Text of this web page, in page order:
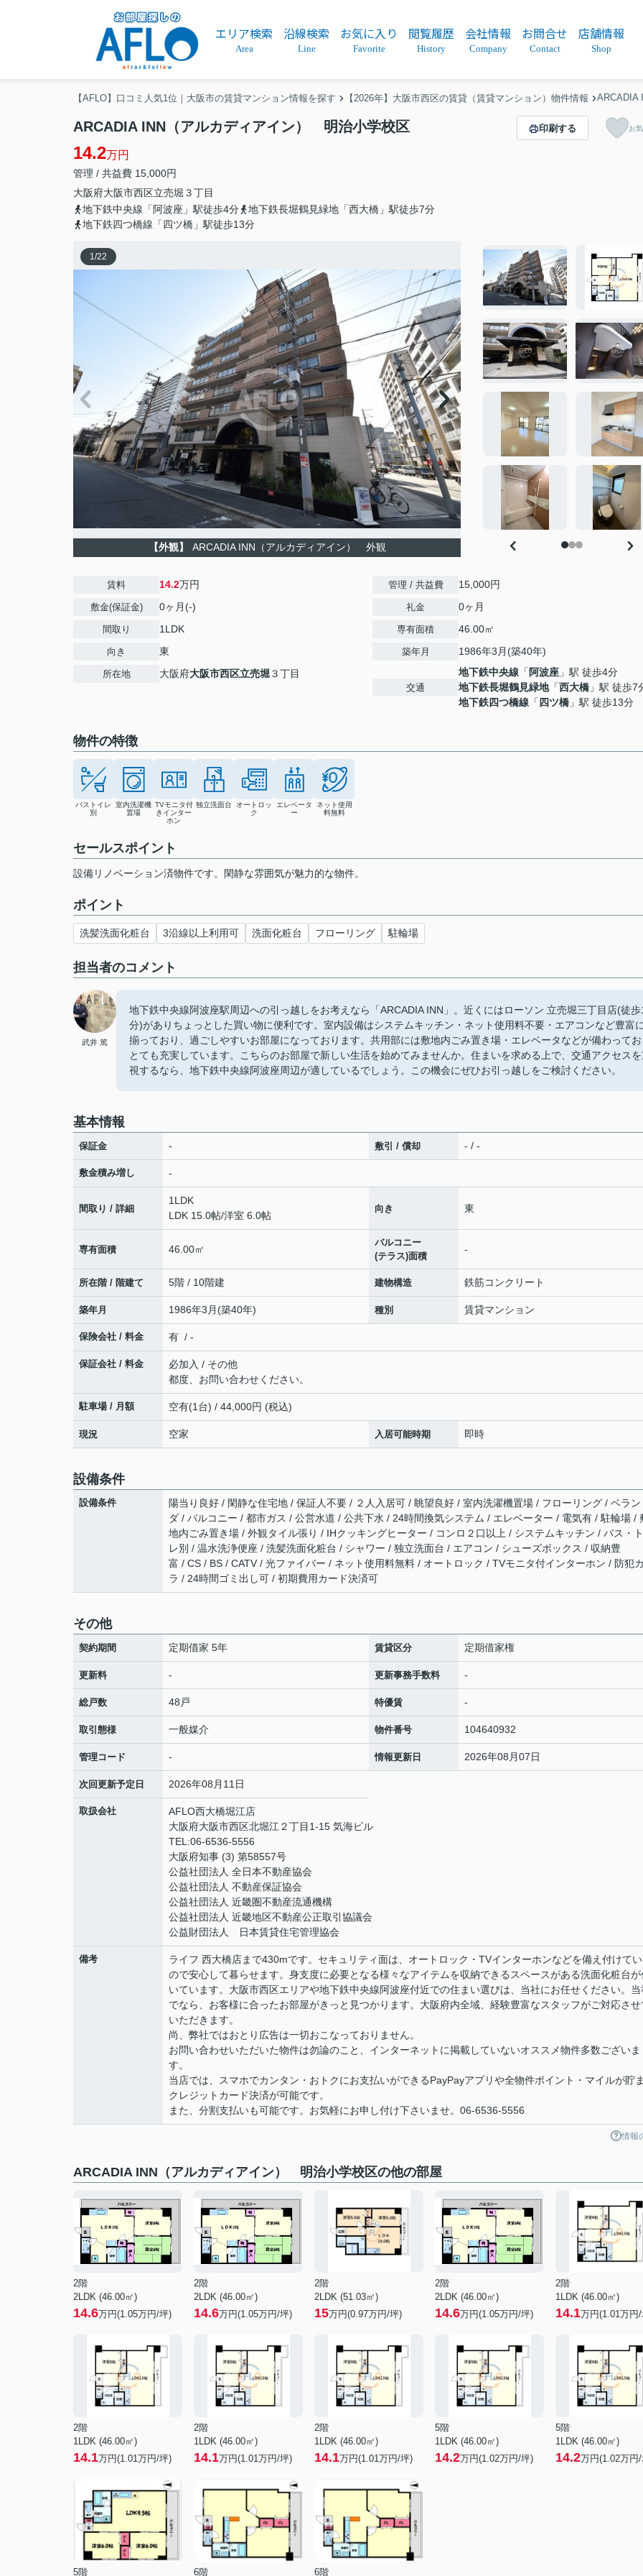
エリア検索
Area
沿線検索
Line
お気に入り
Favorite
閲覧履歴
History
会社情報
Company
お問合せ
Contact
店舗情報
Shop
【AFLO】口コミ人気1位｜大阪市の賃貸マンション情報を探す 【2026年】大阪市西区の賃貸（賃貸マンション）物件情報 ARCADIA
ARCADIA INN（アルカディアイン） 明治小学校区
14.2万円
管理 / 共益費 15,000円
大阪府大阪市西区立売堀 ３丁目
地下鉄中央線「阿波座」駅徒歩4分
地下鉄長堀鶴見緑地「西大橋」駅徒歩7分
地下鉄四つ橋線「四ツ橋」駅徒歩13分
印刷する お
1/22
【外観】 ARCADIA INN（アルカディアイン） 外観
賃料 14.2万円
敷金(保証金) 0ヶ月(-)
間取り 1LDK
向き 東
所在地 大阪府大阪市西区立売堀３丁目
管理 / 共益費 15,000円
礼金 0ヶ月
専有面積 46.00㎡
築年月 1986年3月(築40年)
交通
地下鉄中央線 「 阿波座 」駅 徒歩4分
地下鉄長堀鶴見緑地「西大橋 」駅 徒歩7
地下鉄四つ橋線 「 四ツ橋 」駅 徒歩13分
物件の特徴
バストイレ
別
室内洗濯機
置場
TVモニタ付
きインター
ホン
独立洗面台
オートロッ
ク
エレベータ
ー
ネット使用
料無料
セールスポイント
設備リノベーション済物件です。閑静な雰囲気が魅力的な物件。
ポイント
洗髪洗面化粧台 3沿線以上利用可 洗面化粧台 フローリング 駐輪場
担当者のコメント
武井 篤
地下鉄中央線阿波座駅周辺への引っ越しをお考えなら「ARCADIA INN」。近くにはローソン 立売堀三丁目店(徒歩
分)がありちょっとした買い物に便利です。室内設備はシステムキッチン・ネット使用料不要・エアコンなど豊富
揃っており、過ごしやすいお部屋になっております。共用部には敷地内ごみ置き場・エレベータなどが備わって
とても充実しています。こちらのお部屋で新しい生活を始めてみませんか。住まいを求める上で、交通アクセス
視するなら、地下鉄中央線阿波座周辺が適しているでしょう。この機会にぜひお引っ越しをご検討ください。
基本情報
保証金 - 敷引 / 償却 - / -
敷金積み増し -
間取り / 詳細
1LDK
LDK 15.0帖/洋室 6.0帖
向き 東
専有面積 46.00㎡
バルコニー
(テラス)面積
-
所在階 / 階建て 5階 / 10階建 建物構造 鉄筋コンクリート
築年月 1986年3月(築40年) 種別 賃貸マンション
保険会社 / 料金 有 / -
保証会社 / 料金
必加入 / その他
都度、お問い合わせください。
駐車場 / 月額 空有(1台) / 44,000円 (税込)
現況 空家 入居可能時期 即時
設備条件
設備条件
陽当り良好 / 閑静な住宅地 / 保証人不要 / ２人入居可 / 眺望良好 / 室内洗濯機置場 / フローリング / ベラン
ダ / バルコニー / 都市ガス / 公営水道 / 公共下水 / 24時間換気システム / エレベーター / 電気有 / 駐輪場 /
地内ごみ置き場 / 外観タイル張り / IHクッキングヒーター / コンロ２口以上 / システムキッチン / バス・
レ別 / 温水洗浄便座 / 洗髪洗面化粧台 / シャワー / 独立洗面台 / エアコン / シューズボックス / 収納豊
富 / CS / BS / CATV / 光ファイバー / ネット使用料無料 / オートロック / TVモニタ付インターホン / 防犯
ラ / 24時間ゴミ出し可 / 初期費用カード決済可
その他
契約期間 定期借家 5年 賃貸区分 定期借家権
更新料 - 更新事務手数料 -
総戸数 48戸 特優賃 -
取引態様 一般媒介 物件番号 104640932
管理コード - 情報更新日 2026年08月07日
次回更新予定日 2026年08月11日
取扱会社
AFLO西大橋堀江店
大阪府大阪市西区北堀江２丁目1-15 気海ビル
TEL:06-6536-5556
大阪府知事 (3) 第58557号
公益社団法人 全日本不動産協会
公益社団法人 不動産保証協会
公益社団法人 近畿圏不動産流通機構
公益社団法人 近畿地区不動産公正取引協議会
公益財団法人 日本賃貸住宅管理協会
備考
ライフ 西大橋店まで430mです。セキュリティ面は、オートロック・TVインターホンなどを備え付けて
ので安心して暮らせます。身支度に必要となる様々なアイテムを収納できるスペースがある洗面化粧台が
いています。大阪市西区エリアや地下鉄中央線阿波座付近での住まい選びは、当社にお任せください。当
でなら、お客様に合ったお部屋がきっと見つかります。大阪府内全域、経験豊富なスタッフがご対応させ
いただきます。
尚、弊社ではおとり広告は一切おこなっておりません。
お問い合わせいただいた物件は勿論のこと、インターネットに掲載していないオススメ物件多数ございま
す。
当店では、スマホでカンタン・おトクにお支払いができるPayPayアプリや全物件ポイント・マイルが貯
クレジットカード決済が可能です。
また、分割支払いも可能です。お気軽にお申し付け下さいませ。06-6536-5556
情報
ARCADIA INN（アルカディアイン） 明治小学校区の他の部屋
2階
2LDK (46.00㎡)
14.6万円(1.05万円/坪)
2階
2LDK (46.00㎡)
14.6万円(1.05万円/坪)
2階
2LDK (51.03㎡)
15万円(0.97万円/坪)
2階
2LDK (46.00㎡)
14.6万円(1.05万円/坪)
2階
1LDK (46.00㎡)
14.1万円(1.01万円
2階
1LDK (46.00㎡)
14.1万円(1.01万円/坪)
2階
1LDK (46.00㎡)
14.1万円(1.01万円/坪)
2階
1LDK (46.00㎡)
14.1万円(1.01万円/坪)
5階
1LDK (46.00㎡)
14.2万円(1.02万円/坪)
5階
1LDK (46.00㎡)
14.2万円(1.02万円
5階 6階 6階